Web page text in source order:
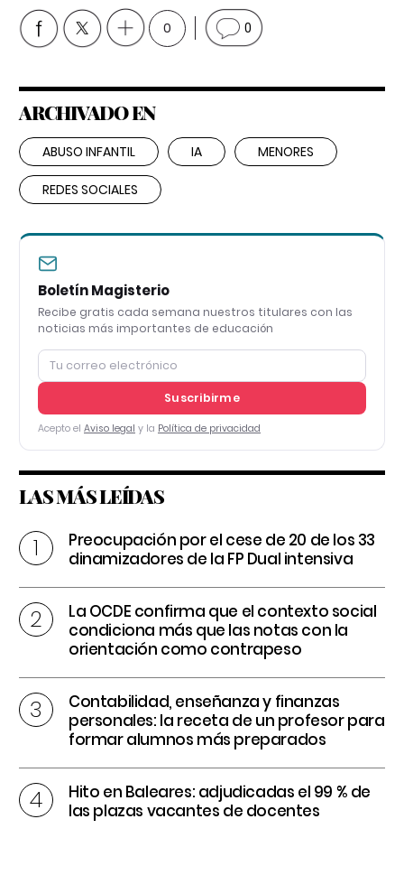
0 0
ARCHIVADO EN
ABUSO INFANTIL IA MENORES
REDES SOCIALES
Boletín Magisterio
Recibe gratis cada semana nuestros titulares con las
noticias más importantes de educación
Suscribirme
Acepto el Aviso legal y la Política de privacidad
LAS MÁS LEÍDAS
Preocupación por el cese de 20 de los 33
dinamizadores de la FP Dual intensiva
La OCDE confirma que el contexto social
condiciona más que las notas con la
orientación como contrapeso
Contabilidad, enseñanza y finanzas
personales: la receta de un profesor para
formar alumnos más preparados
Hito en Baleares: adjudicadas el 99 % de
las plazas vacantes de docentes